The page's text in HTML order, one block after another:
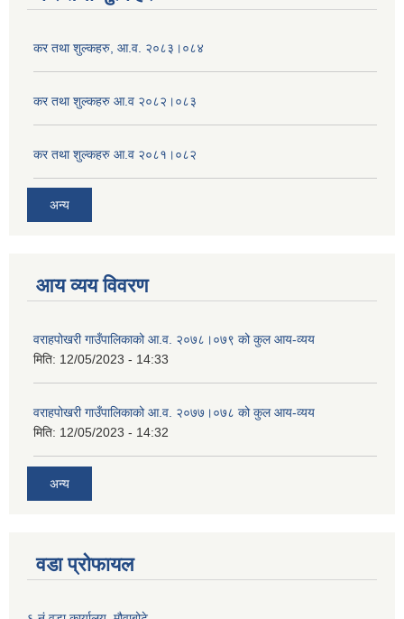
कर तथा शुल्कहरु, आ.व. २०८३।०८४
कर तथा शुल्कहरु आ.व २०८२।०८३
कर तथा शुल्कहरु आ.व २०८१।०८२
अन्य
आय व्यय विवरण
वराहपोखरी गाउँपालिकाको आ.व. २०७८।०७९ को कुल आय-व्यय
मिति: 12/05/2023 - 14:33
वराहपोखरी गाउँपालिकाको आ.व. २०७७।०७८ को कुल आय-व्यय
मिति: 12/05/2023 - 14:32
अन्य
वडा प्रोफायल